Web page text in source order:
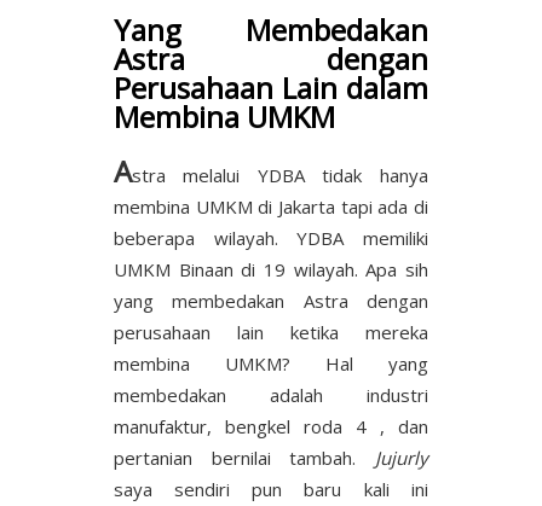
Yang Membedakan
Astra dengan
Perusahaan Lain dalam
Membina UMKM
Astra melalui YDBA tidak hanya
membina UMKM di Jakarta tapi ada di
beberapa wilayah. YDBA memiliki
UMKM Binaan di 19 wilayah. Apa sih
yang membedakan Astra dengan
perusahaan lain ketika mereka
membina UMKM? Hal yang
membedakan adalah industri
manufaktur, bengkel roda 4 , dan
pertanian bernilai tambah. Jujurly
saya sendiri pun baru kali ini